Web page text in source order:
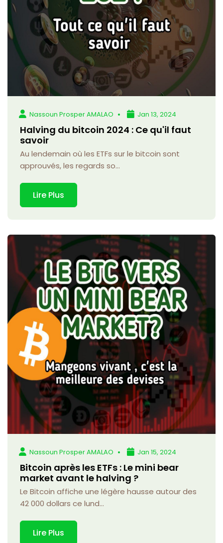
Nassoun Prosper AMALAO Jan 13, 2024
Halving du bitcoin 2024 : Ce qu'il faut
savoir
Au lendemain où les ETFs sur le bitcoin sont
approuvés, les regards so...
Lire Plus
Nassoun Prosper AMALAO Jan 15, 2024
Bitcoin après les ETFs : Le mini bear
market avant le halving ?
Le Bitcoin affiche une légère hausse autour des
42 000 dollars ce lund...
Lire Plus